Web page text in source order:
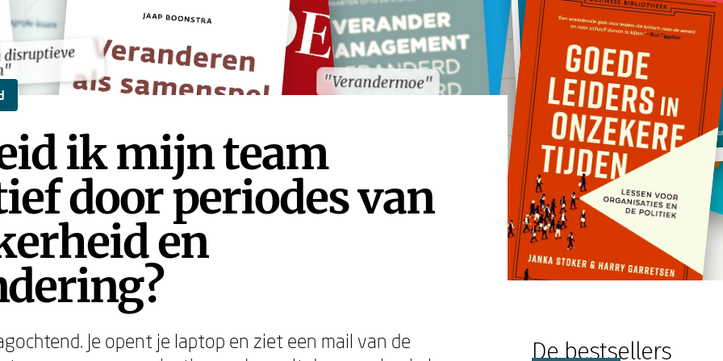
"Verandermoe"
"Verandermoe"
ik mijn team
door periodes van
en
Je opent je laptop en ziet een mail van de
De bestsellers